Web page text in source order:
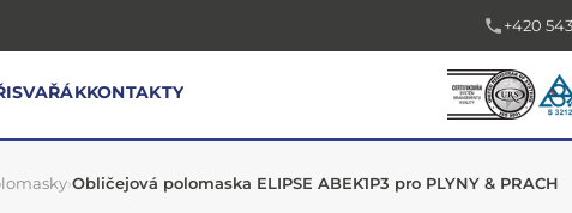
+420
SVAŘÁKKONTAKTY
›Obličejová polomaska ELIPSE ABEK1P3 pro PLYNY & PRACH